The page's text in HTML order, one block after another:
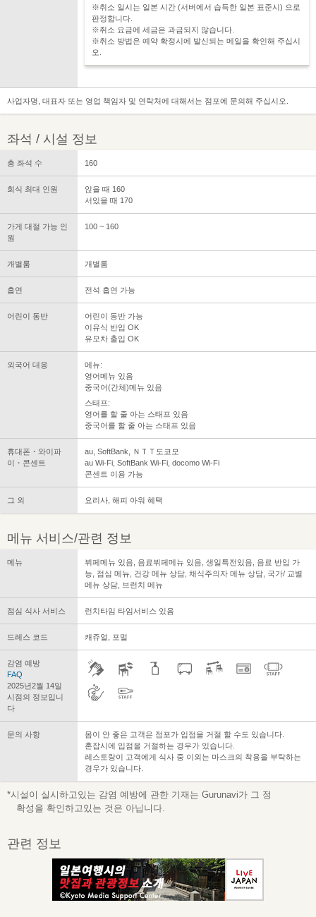
※취소 일시는 일본 시간 (서버에서 습득한 일본 표준시) 으로
판정합니다.
※취소 요금에 세금은 과금되지 않습니다.
※취소 방법은 예약 확정시에 발신되는 메일을 확인해 주십시
오.
사업자명, 대표자 또는 영업 책임자 및 연락처에 대해서는 점포에 문의해 주십시오.
좌석 / 시설 정보
총 좌석 수 160
회식 최대 인원
앉을 때 160
서있을 때 170
가게 대절 가능 인
원
100 ~ 160
개별룸 개별룸
흡연 전석 흡연 가능
어린이 동반
어린이 동반 가능
이유식 반입 OK
유모차 출입 OK
외국어 대응
메뉴:
영어메뉴 있음
중국어(간체)메뉴 있음
스태프:
영어를 할 줄 아는 스태프 있음
중국어를 할 줄 아는 스태프 있음
휴대폰・와이파
이・콘센트
au, SoftBank, ＮＴＴ도코모
au Wi-Fi, SoftBank Wi-Fi, docomo Wi-Fi
콘센트 이용 가능
그 외 요리사, 해피 아워 혜택
메뉴 서비스/관련 정보
메뉴
뷔페메뉴 있음, 음료뷔페메뉴 있음, 생일특전있음, 음료 반입 가
능, 점심 메뉴, 건강 메뉴 상담, 채식주의자 메뉴 상담, 국가/ 교별
메뉴 상담, 브런치 메뉴
점심 식사 서비스 런치타임 타임서비스 있음
드레스 코드 캐쥬얼, 포멀
감염 예방
FAQ
2025년2월 14일
시점의 정보입니
다
문의 사항
몸이 안 좋은 고객은 점포가 입점을 거절 할 수도 있습니다.
혼잡시에 입점을 거절하는 경우가 있습니다.
레스토랑이 고객에게 식사 중 이외는 마스크의 착용을 부탁하는
경우가 있습니다.
*시설이 실시하고있는 감염 예방에 관한 기재는 Gurunavi가 그 정
확성을 확인하고있는 것은 아닙니다.
관련 정보